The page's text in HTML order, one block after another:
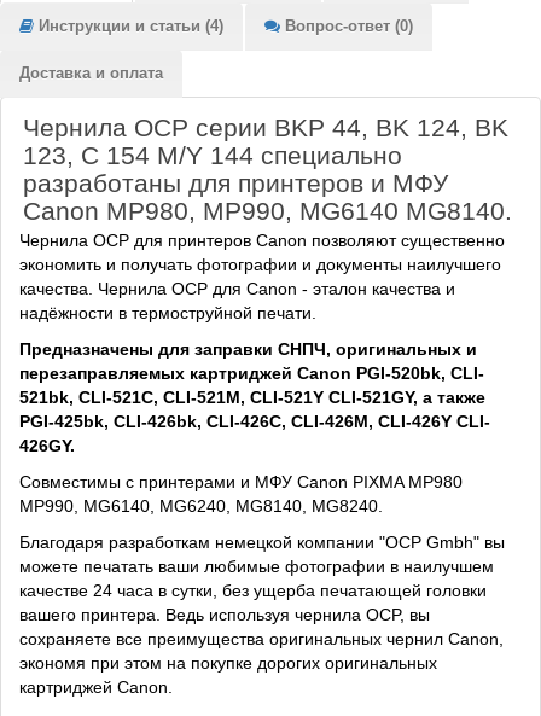
Инструкции и статьи (4) Вопрос-ответ (0)
Доставка и оплата
Чернила OCP серии BKP 44, BK 124, BK
123, C 154 M/Y 144 специально
разработаны для принтеров и МФУ
Canon MP980, MP990, MG6140 MG8140.
Чернила OCP для принтеров Canon позволяют существенно
экономить и получать фотографии и документы наилучшего
качества. Чернила OCP для Canon - эталон качества и
надёжности в термоструйной печати.
Предназначены для заправки СНПЧ, оригинальных и
перезаправляемых картриджей Canon PGI-520bk, CLI-
521bk, CLI-521C, CLI-521M, CLI-521Y CLI-521GY, а также
PGI-425bk, CLI-426bk, CLI-426C, CLI-426M, CLI-426Y CLI-
426GY.
Совместимы с принтерами и МФУ Canon PIXMA MP980
MP990, MG6140, MG6240, MG8140, MG8240.
Благодаря разработкам немецкой компании "OCP Gmbh" вы
можете печатать ваши любимые фотографии в наилучшем
качестве 24 часа в сутки, без ущерба печатающей головки
вашего принтера. Ведь используя чернила OCP, вы
сохраняете все преимущества оригинальных чернил Canon,
экономя при этом на покупке дорогих оригинальных
картриджей Canon.